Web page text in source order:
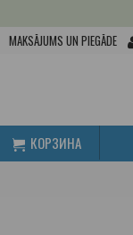
MAKSĀJUMS UN PIEGĀDE
КОРЗИНА